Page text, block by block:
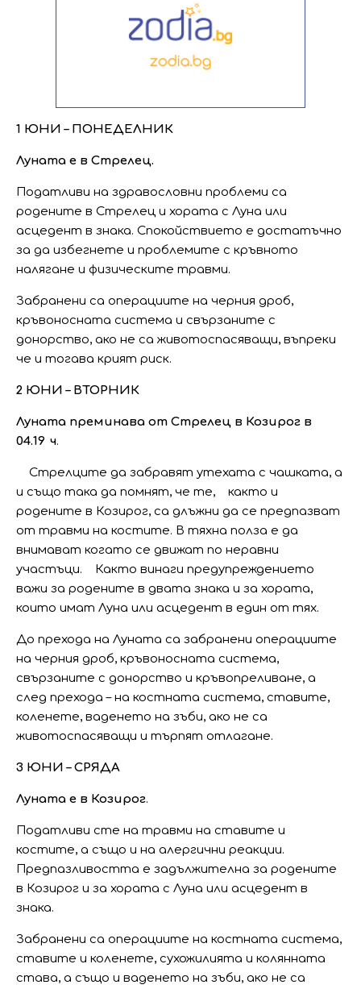
1 ЮНИ – ПОНЕДЕЛНИК
Луната е в Стрелец.
Податливи на здравословни проблеми са
родените в Стрелец и хората с Луна или
асцедент в знака. Спокойствието е достатъчно
за да избегнете и проблемите с кръвното
налягане и физическите травми.
Забранени са операциите на черния дроб,
кръвоносната система и свързаните с
донорство, ако не са животоспасяващи, въпреки
че и тогава крият риск.
2 ЮНИ – ВТОРНИК
Луната преминава от Стрелец в Козирог в
04.19 ч.
Стрелците да забравят утехата с чашката, а
и също така да помнят, че те, както и
родените в Козирог, са длъжни да се предпазват
от травми на костите. В тяхна полза е да
внимават когато се движат по неравни
участъци. Както винаги предупреждението
важи за родените в двата знака и за хората,
които имат Луна или асцедент в един от тях.
До прехода на Луната са забранени операциите
на черния дроб, кръвоносната система,
свързаните с донорство и кръвопреливане, а
след прехода – на костната система, ставите,
коленете, ваденето на зъби, ако не са
животоспасяващи и търпят отлагане.
3 ЮНИ – СРЯДА
Луната е в Козирог.
Податливи сте на травми на ставите и
костите, а също и на алергични реакции.
Предпазливостта е задължителна за родените
в Козирог и за хората с Луна или асцедент в
знака.
Забранени са операциите на костната система,
ставите и коленете, сухожилията и колянната
става, а също и ваденето на зъби, ако не са